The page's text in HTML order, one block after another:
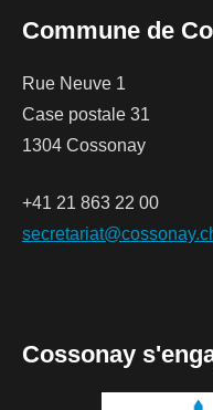
Commune de
Rue Neuve 1
Case postale 31
1304 Cossonay
+41 21 863 22 00
Cossonay